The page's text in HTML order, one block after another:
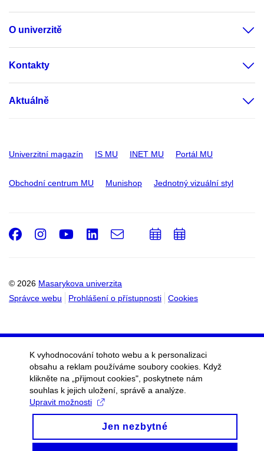
O univerzitě
Kontakty
Aktuálně
Univerzitní magazín IS MU INET MU Portál MU
Obchodní centrum MU Munishop Jednotný vizuální styl
© 2026 Masarykova univerzita
Správce webu
Prohlášení o přístupnosti Cookies
Facebook
Instagram
Youtube
LinkedIn
e-
PřidatPřidat
K vyhodnocování tohoto webu a k personalizaci
obsahu a reklam používáme soubory cookies. Když
klikněte na „přijmout cookies", poskytnete nám
souhlas k jejich uložení, správě a analýze.
Upravit možnosti
Jen nezbytné